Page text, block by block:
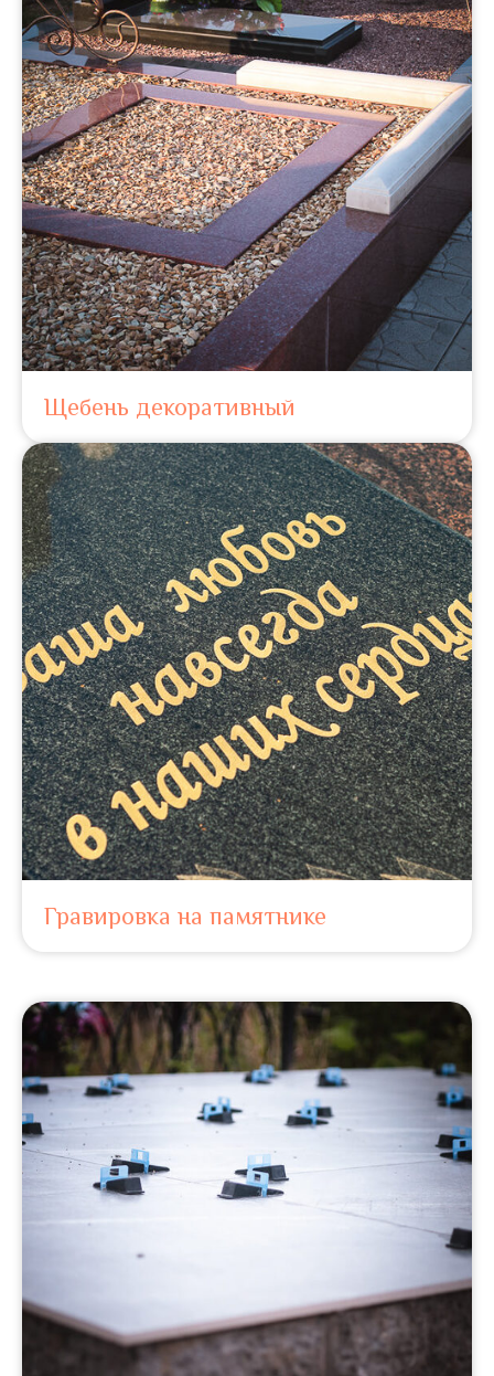
Щебень декоративный
Гравировка на памятнике